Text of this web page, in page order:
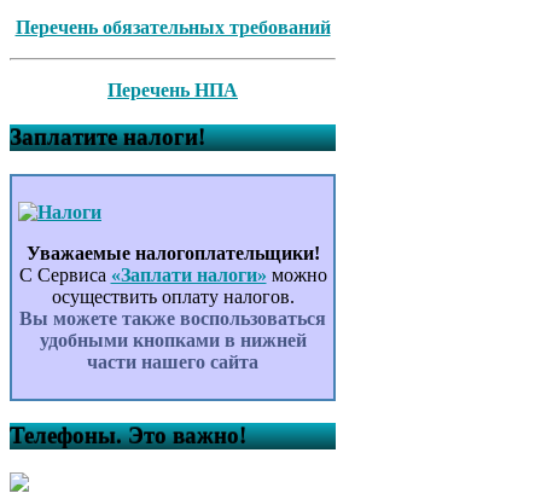
Перечень обязательных требований
Перечень НПА
Заплатите налоги!
Уважаемые налогоплательщики!
С Сервиса «Заплати налоги» можно
осуществить оплату налогов.
Вы можете также воспользоваться
удобными кнопками в нижней
части нашего сайта
Телефоны. Это важно!